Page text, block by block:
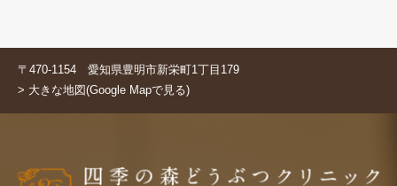
〒470-1154 愛知県豊明市新栄町1丁目179
> 大きな地図(Google Mapで見る)